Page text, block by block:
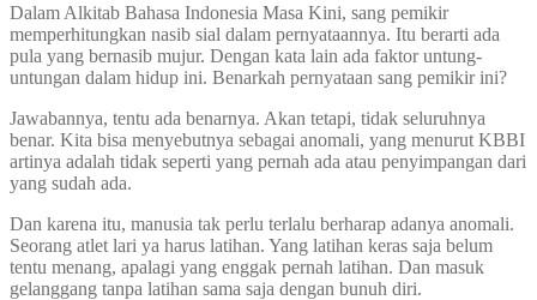
Dalam Alkitab Bahasa Indonesia Masa Kini, sang pemikir
memperhitungkan nasib sial dalam pernyataannya. Itu berarti ada
pula yang bernasib mujur. Dengan kata lain ada faktor untung-
untungan dalam hidup ini. Benarkah pernyataan sang pemikir ini?
Jawabannya, tentu ada benarnya. Akan tetapi, tidak seluruhnya
benar. Kita bisa menyebutnya sebagai anomali, yang menurut KBBI
artinya adalah tidak seperti yang pernah ada atau penyimpangan dari
yang sudah ada.
Dan karena itu, manusia tak perlu terlalu berharap adanya anomali.
Seorang atlet lari ya harus latihan. Yang latihan keras saja belum
tentu menang, apalagi yang enggak pernah latihan. Dan masuk
gelanggang tanpa latihan sama saja dengan bunuh diri.